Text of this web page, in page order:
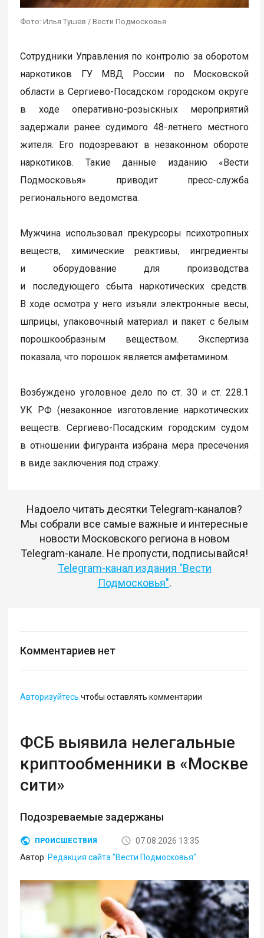
Фото: Илья Тушев / Вести Подмосковья
Сотрудники Управления по контролю за оборотом
наркотиков ГУ МВД России по Московской
области в Сергиево-Посадском городском округе
в ходе оперативно-розыскных мероприятий
задержали ранее судимого 48-летнего местного
жителя. Его подозревают в незаконном обороте
наркотиков. Такие данные изданию «Вести
Подмосковья» приводит пресс-служба
регионального ведомства.
Мужчина использовал прекурсоры психотропных
веществ, химические реактивы, ингредиенты
и оборудование для производства
и последующего сбыта наркотических средств.
В ходе осмотра у него изъяли электронные весы,
шприцы, упаковочный материал и пакет с белым
порошкообразным веществом. Экспертиза
показала, что порошок является амфетамином.
Возбуждено уголовное дело по ст. 30 и ст. 228.1
УК РФ (незаконное изготовление наркотических
веществ. Сергиево-Посадским городским судом
в отношении фигуранта избрана мера пресечения
в виде заключения под стражу.
Надоело читать десятки Telegram-каналов?
Мы собрали все самые важные и интересные
новости Московского региона в новом
Telegram-канале. Не пропусти, подписывайся!
Telegram-канал издания "Вести
Подмосковья".
Комментариев нет
Авторизуйтесь чтобы оставлять комментарии
ФСБ выявила нелегальные
криптообменники в «Москве
сити»
Подозреваемые задержаны
ПРОИСШЕСТВИЯ
07.08.2026 13:35
Автор: Редакция сайта "Вести Подмосковья"